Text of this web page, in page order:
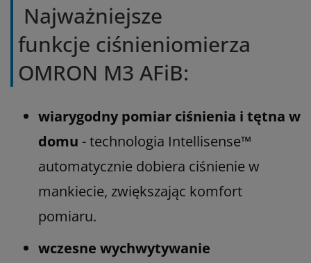
Najważniejsze
funkcje ciśnieniomierza
OMRON M3 AFiB:
wiarygodny pomiar ciśnienia i tętna w
domu - technologia Intellisense™
automatycznie dobiera ciśnienie w
mankiecie, zwiększając komfort
pomiaru.
wczesne wychwytywanie